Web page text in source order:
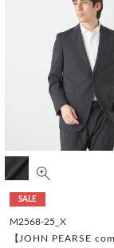
SALE
M2568-25_X
【JOHN PEARSE